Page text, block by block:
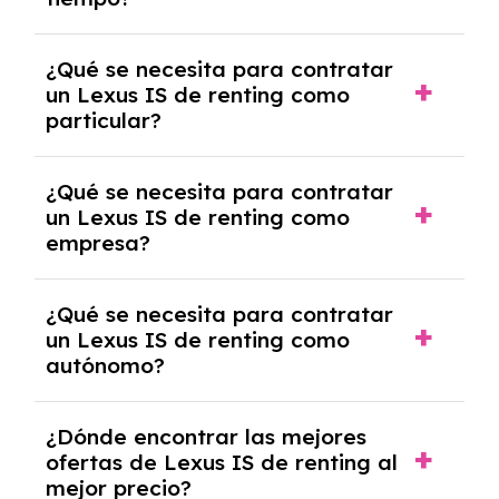
debido al resultado del estudio de viabilidad
económica.
pero puede haber penalizaciones por
cancelación anticipada. Es importante revisar
las condiciones del contrato y hablar con un
experto que te asesore.
¿Qué se necesita para contratar
un Lexus IS de renting como
particular?
y, en algunos casos, una consulta de solvencia
crediticia y un pago inicial.
¿Qué se necesita para contratar
un Lexus IS de renting como
empresa?
documentación financiera y, en algunos
casos, un informe de solvencia de la empresa
y un pago inicial.
¿Qué se necesita para contratar
un Lexus IS de renting como
autónomo?
autónomos, justificante de ingresos y, en
algunos casos, un informe fiscal y un pago
¿Dónde encontrar las mejores
ofertas de Lexus IS de renting al
mejor precio?